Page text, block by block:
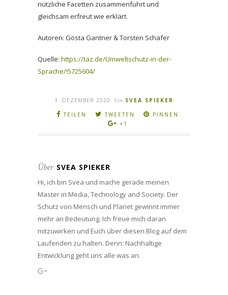
nützliche Facetten zusammenführt und
gleichsam erfreut wie erklärt.
Autoren: Gösta Gantner & Torsten Schäfer
Quelle: https://taz.de/Umweltschutz-in-der-
Sprache/!5725604/
3. DEZEMBER 2020 Von SVEA SPIEKER
TEILEN
TWEETEN
PINNEN
+1
Über SVEA SPIEKER
Hi, ich bin Svea und mache gerade meinen
Master in Media, Technology and Society. Der
Schutz von Mensch und Planet gewinnt immer
mehr an Bedeutung. Ich freue mich daran
mitzuwirken und Euch über diesen Blog auf dem
Laufenden zu halten. Denn: Nachhaltige
Entwicklung geht uns alle was an.